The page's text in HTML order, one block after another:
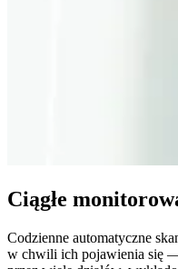
Ciągłe
Codzienne automatyczne
w chwili ich pojawienia się